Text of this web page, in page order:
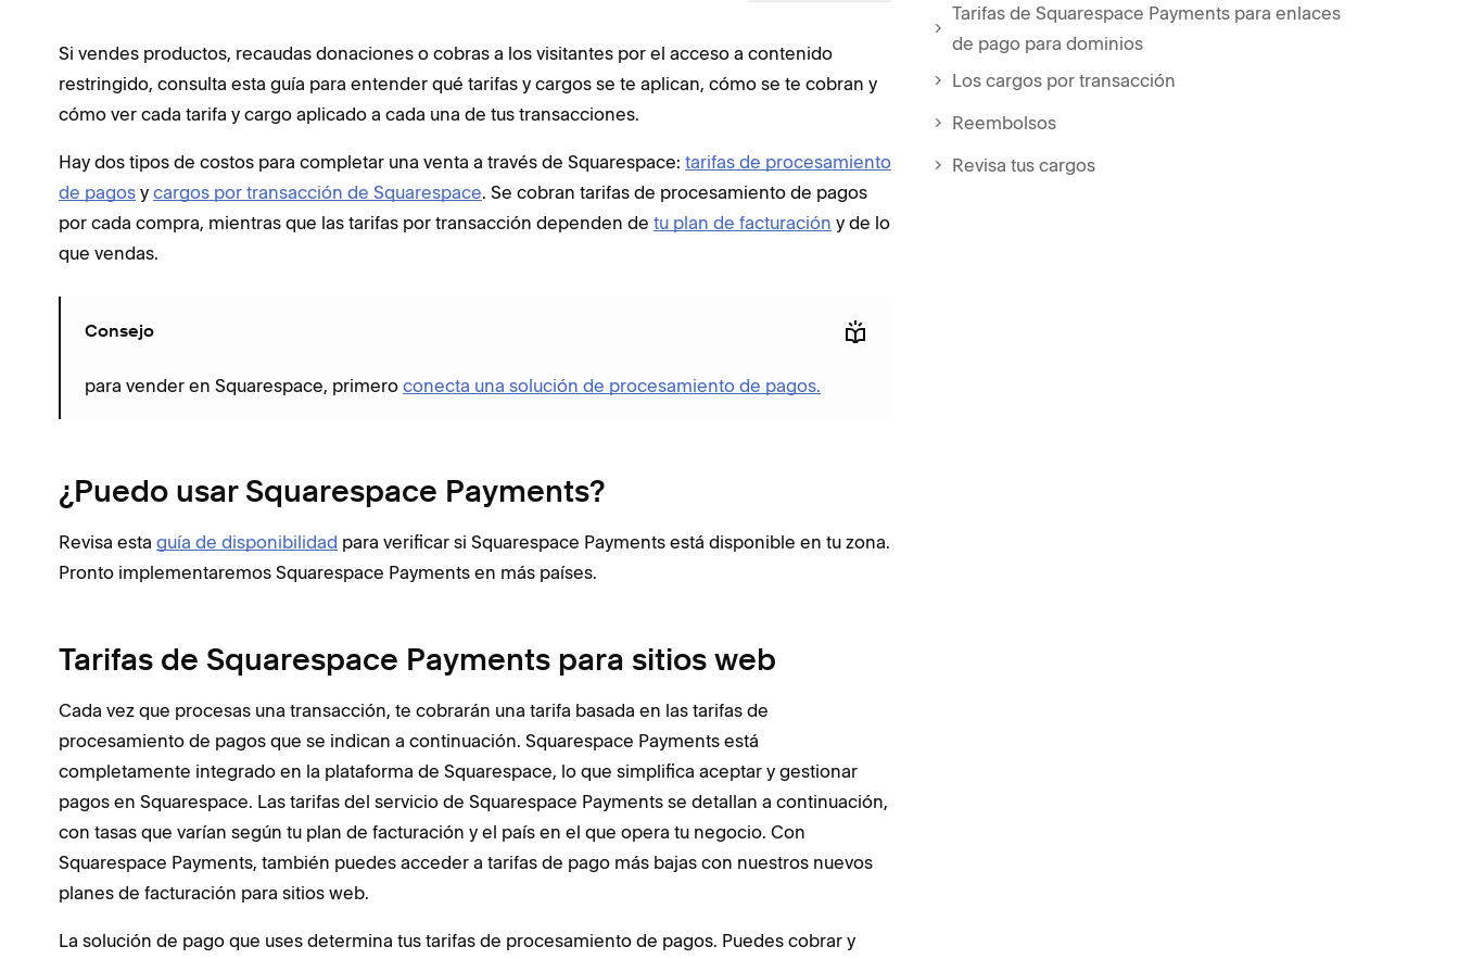
Si vendes productos, recaudas donaciones o cobras a los visitantes por el acceso a contenido
restringido, consulta esta guía para entender qué tarifas y cargos se te aplican, cómo se te cobran y
cómo ver cada tarifa y cargo aplicado a cada una de tus transacciones.
Hay dos tipos de costos para completar una venta a través de Squarespace: tarifas de procesamiento
de pagos y cargos por transacción de Squarespace. Se cobran tarifas de procesamiento de pagos
por cada compra, mientras que las tarifas por transacción dependen de tu plan de facturación y de lo
que vendas.
Consejo
para vender en Squarespace, primero conecta una solución de procesamiento de pagos.
¿Puedo usar Squarespace Payments?
Revisa esta guía de disponibilidad para verificar si Squarespace Payments está disponible en tu zona.
Pronto implementaremos Squarespace Payments en más países.
Tarifas de Squarespace Payments para sitios web
Cada vez que procesas una transacción, te cobrarán una tarifa basada en las tarifas de
procesamiento de pagos que se indican a continuación. Squarespace Payments está
completamente integrado en la plataforma de Squarespace, lo que simplifica aceptar y gestionar
pagos en Squarespace. Las tarifas del servicio de Squarespace Payments se detallan a continuación,
con tasas que varían según tu plan de facturación y el país en el que opera tu negocio. Con
Squarespace Payments, también puedes acceder a tarifas de pago más bajas con nuestros nuevos
planes de facturación para sitios web.
La solución de pago que uses determina tus tarifas de procesamiento de pagos. Puedes cobrar y
Tarifas de Squarespace Payments para enlaces
de pago para dominios
Los cargos por transacción
Reembolsos
Revisa tus cargos